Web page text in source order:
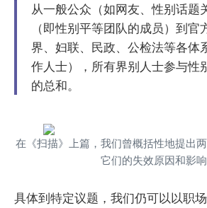
从一般公众（如网友、性别话题
（即性别平等团队的成员）到官
界、妇联、民政、公检法等各体
作人士），所有界别人士参与性
的总和。
在《扫描》上篇，我们曾概括性地提出
它们的失效原因和影响
具体到特定议题，我们仍可以以职